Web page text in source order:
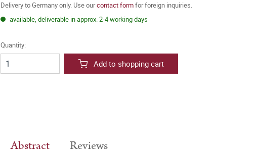
Delivery to Germany only. Use ourcontact formfor foreign inquiries.
available, deliverable in approx. 2-4 working days
Quantity:
Add to shopping cart
Abstract Reviews